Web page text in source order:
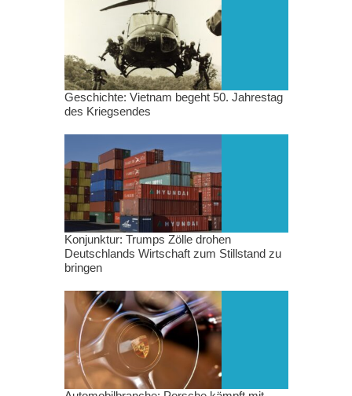
Geschichte: Vietnam begeht 50. Jahrestag
des Kriegsendes
Konjunktur: Trumps Zölle drohen
Deutschlands Wirtschaft zum Stillstand zu
bringen